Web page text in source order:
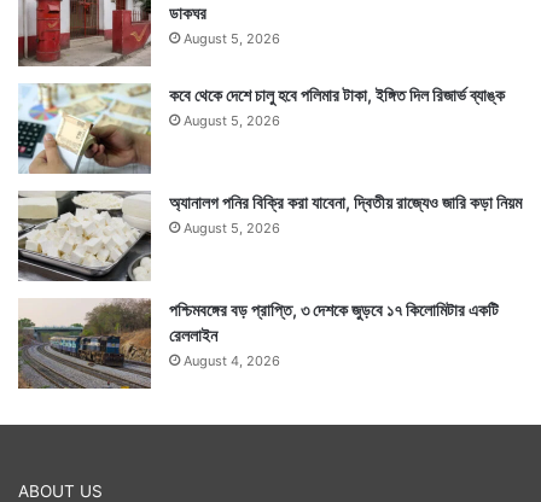
ডাকঘর
August 5, 2026
কবে থেকে দেশে চালু হবে পলিমার টাকা, ইঙ্গিত দিল রিজার্ভ ব্যাঙ্ক
August 5, 2026
অ্যানালগ পনির বিক্রি করা যাবেনা, দ্বিতীয় রাজ্যেও জারি কড়া নিয়ম
August 5, 2026
পশ্চিমবঙ্গের বড় প্রাপ্তি, ৩ দেশকে জুড়বে ১৭ কিলোমিটার একটি
রেললাইন
August 4, 2026
ABOUT US